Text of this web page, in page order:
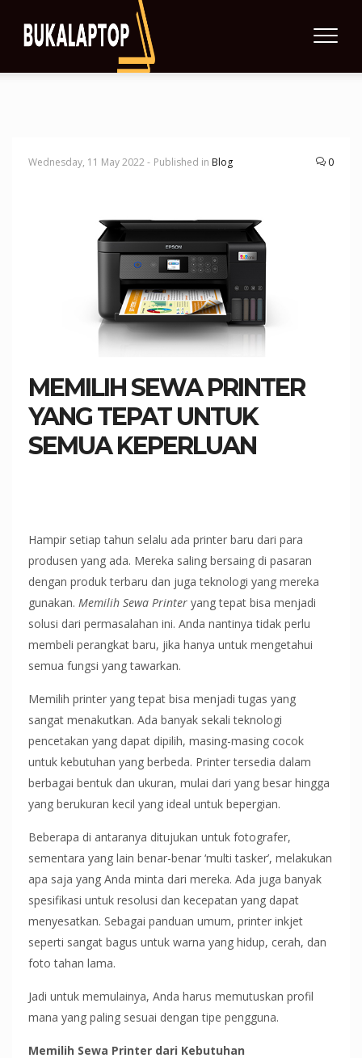
Wednesday, 11 May 2022 - Published in Blog 0
MEMILIH SEWA PRINTER
YANG TEPAT UNTUK
SEMUA KEPERLUAN
Hampir setiap tahun selalu ada printer baru dari para
produsen yang ada. Mereka saling bersaing di pasaran
dengan produk terbaru dan juga teknologi yang mereka
gunakan. Memilih Sewa Printer yang tepat bisa menjadi
solusi dari permasalahan ini. Anda nantinya tidak perlu
membeli perangkat baru, jika hanya untuk mengetahui
semua fungsi yang tawarkan.
Memilih printer yang tepat bisa menjadi tugas yang
sangat menakutkan. Ada banyak sekali teknologi
pencetakan yang dapat dipilih, masing-masing cocok
untuk kebutuhan yang berbeda. Printer tersedia dalam
berbagai bentuk dan ukuran, mulai dari yang besar hingga
yang berukuran kecil yang ideal untuk bepergian.
Beberapa di antaranya ditujukan untuk fotografer,
sementara yang lain benar-benar ‘multi tasker’, melakukan
apa saja yang Anda minta dari mereka. Ada juga banyak
spesifikasi untuk resolusi dan kecepatan yang dapat
menyesatkan. Sebagai panduan umum, printer inkjet
seperti sangat bagus untuk warna yang hidup, cerah, dan
foto tahan lama.
Jadi untuk memulainya, Anda harus memutuskan profil
mana yang paling sesuai dengan tipe pengguna.
Memilih Sewa Printer dari Kebutuhan